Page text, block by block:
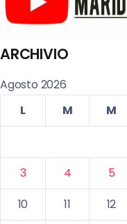
ARCHIVIO
Agosto 2026
L
M M
3
4 5
10
11 12